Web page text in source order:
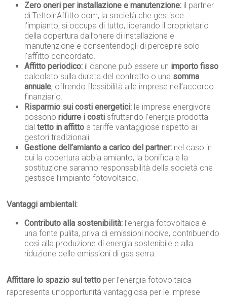
Zero oneri per installazione e manutenzione: il partner
di TettoinAffitto.com, la società che gestisce
l’impianto, si occupa di tutto, liberando il proprietario
della copertura dall’onere di installazione e
manutenzione e consentendogli di percepire solo
l’affitto concordato.
Affitto periodico: il canone può essere un importo fisso
calcolato sulla durata del contratto o una somma
annuale, offrendo flessibilità alle imprese nell’accordo
finanziario.
Risparmio sui costi energetici: le imprese energivore
possonoridurre i costi sfruttando l’energia prodotta
daltetto in affitto a tariffe vantaggiose rispetto ai
gestori tradizionali.
Gestione dell’amianto a carico del partner: nel caso in
cui la copertura abbia amianto, la bonifica e la
sostituzione saranno responsabilità della società che
gestisce l’impianto fotovoltaico.
Vantaggi ambientali:
Contributo alla sostenibilità: l’energia fotovoltaica è
una fonte pulita, priva di emissioni nocive, contribuendo
così alla produzione di energia sostenibile e alla
riduzione delle emissioni di gas serra.
Affittare lo spazio sul tetto per l’energia fotovoltaica
rappresenta un’opportunità vantaggiosa per le imprese